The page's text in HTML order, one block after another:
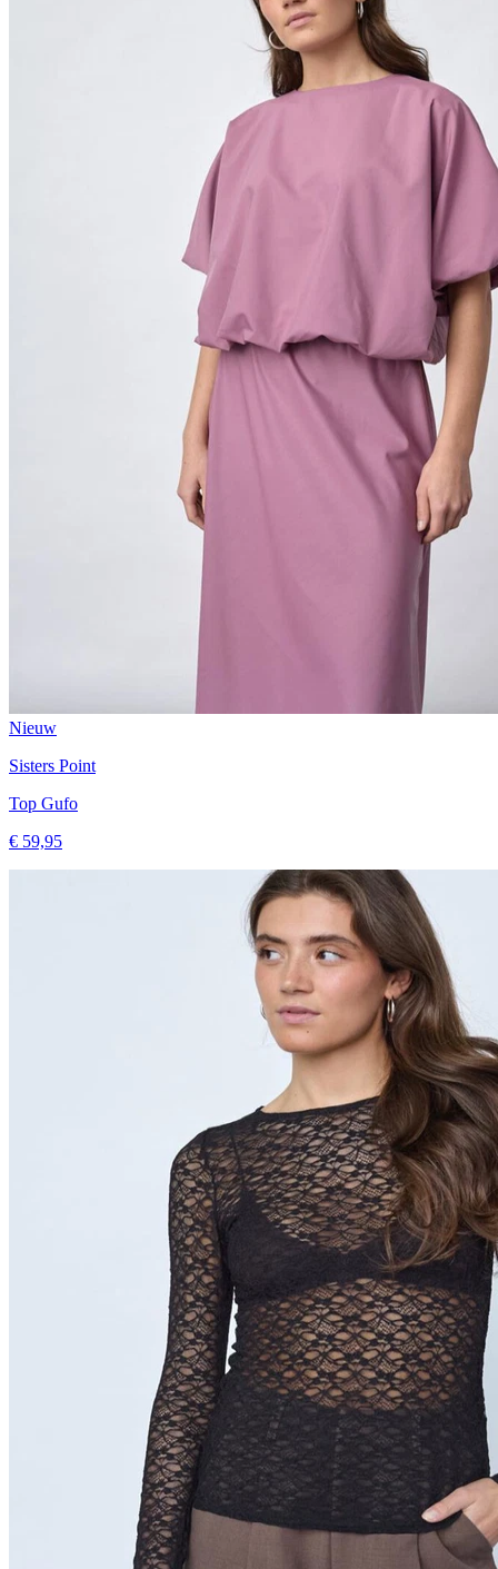
Nieuw
Sisters Point
Top Gufo
€ 59,95